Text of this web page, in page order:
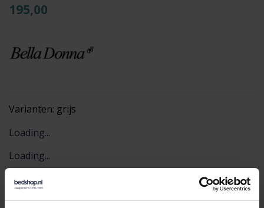
195,00
Varianten: grijs
Loading...
Loading...
In de winkelwagen